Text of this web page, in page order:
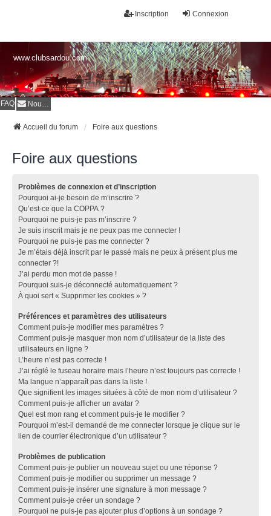
Connexion
Inscription
www.clubsardou.com
FAQ Nous contacter
Accueil du forum Foire aux questions
Foire aux questions
Problèmes de connexion et d’inscription
Pourquoi ai-je besoin de m’inscrire ?
Qu’est-ce que la COPPA ?
Pourquoi ne puis-je pas m’inscrire ?
Je suis inscrit mais je ne peux pas me connecter !
Pourquoi ne puis-je pas me connecter ?
Je m’étais déjà inscrit par le passé mais ne peux à présent plus me
connecter ?!
J’ai perdu mon mot de passe !
Pourquoi suis-je déconnecté automatiquement ?
À quoi sert « Supprimer les cookies » ?
Préférences et paramètres des utilisateurs
Comment puis-je modifier mes paramètres ?
Comment puis-je masquer mon nom d’utilisateur de la liste des
utilisateurs en ligne ?
L’heure n’est pas correcte !
J’ai réglé le fuseau horaire mais l’heure n’est toujours pas correcte !
Ma langue n’apparaît pas dans la liste !
Que signifient les images situées à côté de mon nom d’utilisateur ?
Comment puis-je afficher un avatar ?
Quel est mon rang et comment puis-je le modifier ?
Pourquoi m’est-il demandé de me connecter lorsque je clique sur le
lien de courrier électronique d’un utilisateur ?
Problèmes de publication
Comment puis-je publier un nouveau sujet ou une réponse ?
Comment puis-je modifier ou supprimer un message ?
Comment puis-je insérer une signature à mon message ?
Comment puis-je créer un sondage ?
Pourquoi ne puis-je pas ajouter plus d’options à un sondage ?